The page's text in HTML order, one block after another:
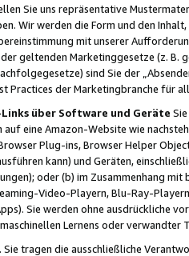
Sie uns repräsentative
Wir werden die Form und den
mit unserer
geltenden Marketinggesetze (z. B.
sind Sie der
Practices der Marketingbranche für
über Software und Geräte
auf eine Amazon-Website wie
Plug-ins, Browser Helper
kann) und Geräten,
oder (b) im Zusammenhang
Video-Playern, Blu-Ray-
Sie werden ohne ausdrückliche
Lernens oder
. Sie tragen die ausschließliche